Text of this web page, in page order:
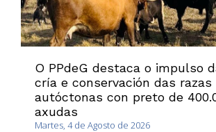
O PPdeG destaca o impulso
cría e conservación das razas
autóctonas con preto de
axudas
Martes, 4 de Agosto de 2026